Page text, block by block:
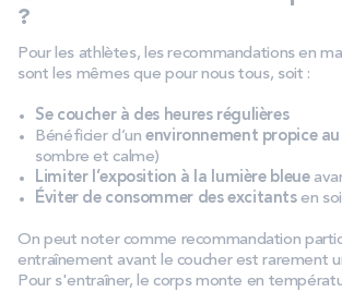
?
Pour les athlètes, les recommandations en
sont les mêmes que pour nous tous, soit :
Se coucher à des heures régulières
Bénéficier d’un environnement propice au
sombre et calme)
Limiter l’exposition à la lumière bleue
Éviter de consommer des excitantsen
On peut noter comme recommandation
entraînement avant le coucher est rarement
Pour s'entraîner, le corps monte en